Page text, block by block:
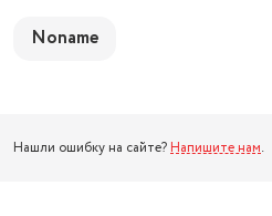
Noname
Нашли ошибку на сайте? Напишите нам.